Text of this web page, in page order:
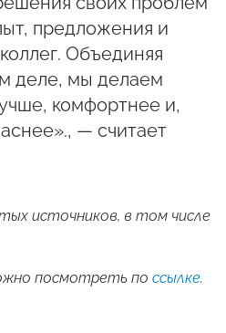
предложения и
Объединяя
деле, мы делаем
комфортнее и,
— считает
источников, в том числе
посмотреть по ссылке.